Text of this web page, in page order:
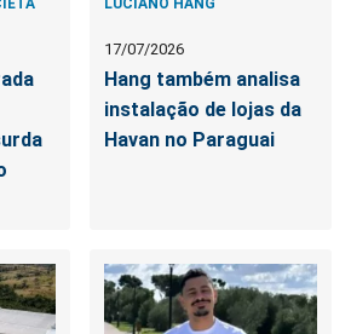
LUCIANO HANG
17/07/2026
Hang também analisa
instalação de lojas da
Havan no Paraguai